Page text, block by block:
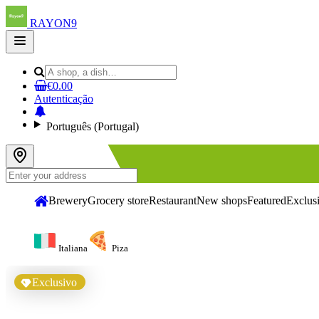
RAYON9
Open
main
€0.00
Autenticação
Português (Portugal)
BreweryGrocery storeRestaurantNew shopsFeatured
Italiana Piza
Exclusivo